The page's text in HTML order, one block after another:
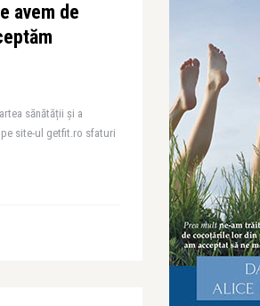
avem de
sănătății și a
site-ul getfit.ro sfaturi